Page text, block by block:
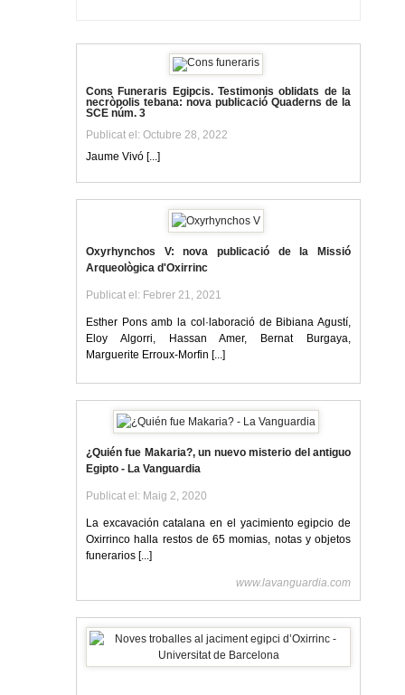
Cons Funeraris Egipcis. Testimonis oblidats de la
necròpolis tebana: nova publicació Quaderns de la
SCE núm. 3
Publicat el: Octubre 28, 2022
Jaume Vivó [...]
Oxyrhynchos V: nova publicació de la Missió
Arqueològica d'Oxirrinc
Publicat el: Febrer 21, 2021
Esther Pons amb la col·laboració de Bibiana Agustí,
Eloy Algorri, Hassan Amer, Bernat Burgaya,
Marguerite Erroux-Morfin [...]
¿Quién fue Makaria?, un nuevo misterio del antiguo
Egipto - La Vanguardia
Publicat el: Maig 2, 2020
La excavación catalana en el yacimiento egipcio de
Oxirrinco halla restos de 65 momias, notas y objetos
funerarios [...]
www.lavanguardia.com